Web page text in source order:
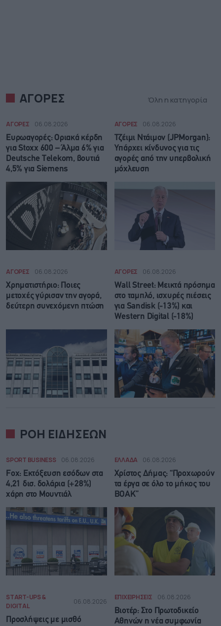
ΑΓΟΡΕΣ Όλη η κατηγορία
ΑΓΟΡΕΣ 06.08.2026
Ευρωαγορές: Οριακά κέρδη
για Stoxx 600 – Άλμα 6% για
Deutsche Telekom, βουτιά
4,5% για Siemens
ΑΓΟΡΕΣ 06.08.2026
Τζέιμι Ντάιμον (JPMorgan):
Υπάρχει κίνδυνος για τις
αγορές από την υπερβολική
μόχλευση
ΑΓΟΡΕΣ 06.08.2026
Χρηματιστήριο: Ποιες
μετοχές γύρισαν την αγορά,
δεύτερη συνεχόμενη πτώση
ΑΓΟΡΕΣ 06.08.2026
Wall Street: Μεικτά πρόσημα
στο ταμπλό, ισχυρές πιέσεις
για Sandisk (-13%) και
Western Digital (-18%)
ΡΟΗ ΕΙΔΗΣΕΩΝ
SPORT BUSINESS 06.08.2026
Fox: Εκτόξευση εσόδων στα
4,21 δισ. δολάρια (+28%)
χάρη στο Μουντιάλ
ΕΛΛΑΔΑ 06.08.2026
Χρίστος Δήμας: “Προχωρούν
τα έργα σε όλο το μήκος του
ΒΟΑΚ”
START-UPS &
DIGITAL
06.08.2026
Προσλήψεις με μισθό
ΕΠΙΧΕΙΡΗΣΕΙΣ 06.08.2026
Βιοτέρ: Στο Πρωτοδικείο
Αθηνών η νέα συμφωνία